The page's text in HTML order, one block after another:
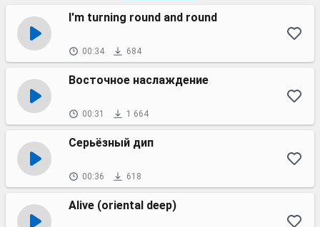
I'm turning round and round
00:34 684
Восточное наслаждение
00:31 1 664
Серьёзный дип
00:36 618
Alive (oriental deep)